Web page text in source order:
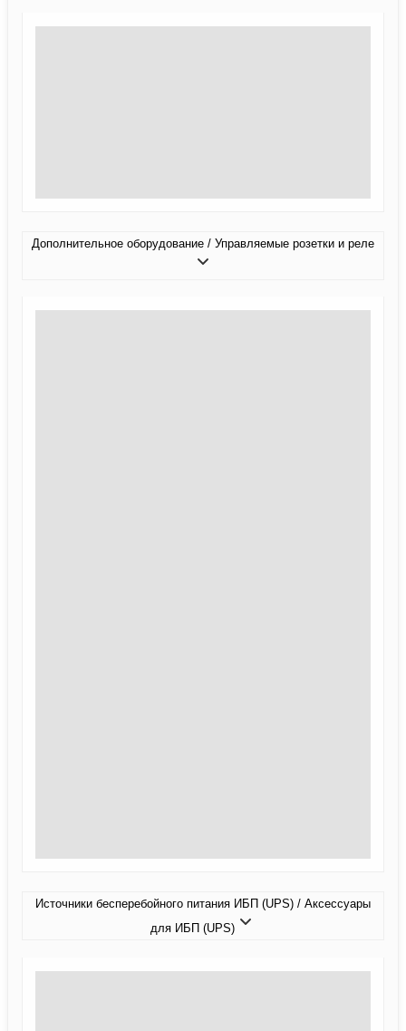
Дополнительное оборудование / Управляемые розетки и реле
Источники бесперебойного питания ИБП (UPS) / Аксессуары
для ИБП (UPS)